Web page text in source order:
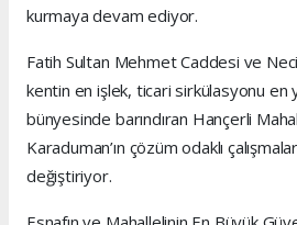
kurmaya devam ediyor.
Fatih Sultan Mehmet Caddesi ve
kentin en işlek, ticari sirkülasyonu en
bünyesinde barındıran Hançerli
Karaduman’ın çözüm odaklı
değiştiriyor.